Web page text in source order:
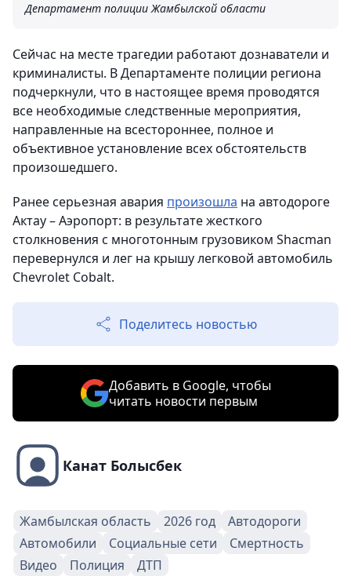
Департамент полиции Жамбылской области
Сейчас на месте трагедии работают дознаватели и
криминалисты. В Департаменте полиции региона
подчеркнули, что в настоящее время проводятся
все необходимые следственные мероприятия,
направленные на всестороннее, полное и
объективное установление всех обстоятельств
произошедшего.
Ранее серьезная авария произошла на автодороге
Актау – Аэропорт: в результате жесткого
столкновения с многотонным грузовиком Shacman
перевернулся и лег на крышу легковой автомобиль
Chevrolet Cobalt.
Поделитесь новостью
Добавить в Google, чтобы
читать новости первым
Канат Болысбек
Жамбылская область 2026 год
Автодороги
Автомобили
Социальные сети
Смертность
Видео
Полиция ДТП